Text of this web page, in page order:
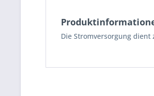
Die Stromversorgung dient